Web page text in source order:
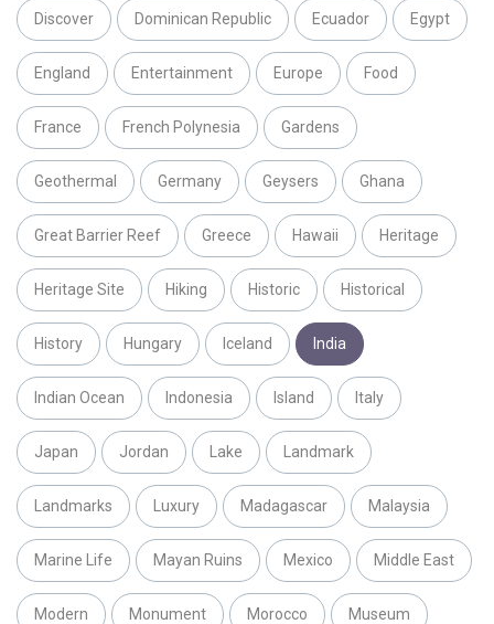
Discover Dominican Republic Ecuador Egypt
England Entertainment Europe Food
France French Polynesia Gardens
Geothermal Germany Geysers Ghana
Great Barrier Reef Greece Hawaii Heritage
Heritage Site Hiking Historic Historical
History Hungary Iceland India
Indian Ocean Indonesia Island Italy
Japan Jordan Lake Landmark
Landmarks Luxury Madagascar Malaysia
Marine Life Mayan Ruins Mexico Middle East
Modern Monument Morocco Museum